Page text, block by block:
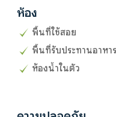
ห้อง
พื้นที่ใช้สอย
พื้นที่รับประทานอาหาร
ห้องน้ำในตัว